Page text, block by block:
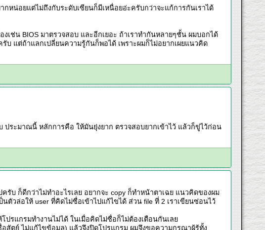
หน่อยแต่ไม่ถึงกับระดับเซียนก็มีเหนื่อยอ่ะครับกว่าจะแก้การกันเราได้
เช่น BIOS มาตรวจสอบ และอีกเยอะ ถ้าเราทำกันหลายๆชั้น ผมบอกได้
บ แต่ถ้าแลกเปลี่ยนความรู้กันก็พอได้ เพราะผมก็ไม่อยากเผยแนวคิด
ประมาณนี้ หลักการคือ ให้มันยุ่งยาก ตรวจสอบยากเข้าไว้ แล้วก็ขู่ไว้ก่อน
บ ก็ดีกว่าไม่ทำอะไรเลย อยากจะ copy ก็ทำหน้าตาเฉย แนวคิดของผม
ตัวล่อให้ user ที่คิดไม่ซื่อเข้าไปแก้ไขได้ ส่วน file ที่ 2 เราเขียนซ่อนไว้
ปรแกรมทำงานไม่ได้ ในเมื่อคิดไม่ซื่อก็ไม่ต้องเตือนกันเลย
สัตย์ ไม่แก้ไขข้อมูล) แล้วจึงปิดโปรแกรม ผมจึงขอความกรุณาผู้รู้ทั้ง